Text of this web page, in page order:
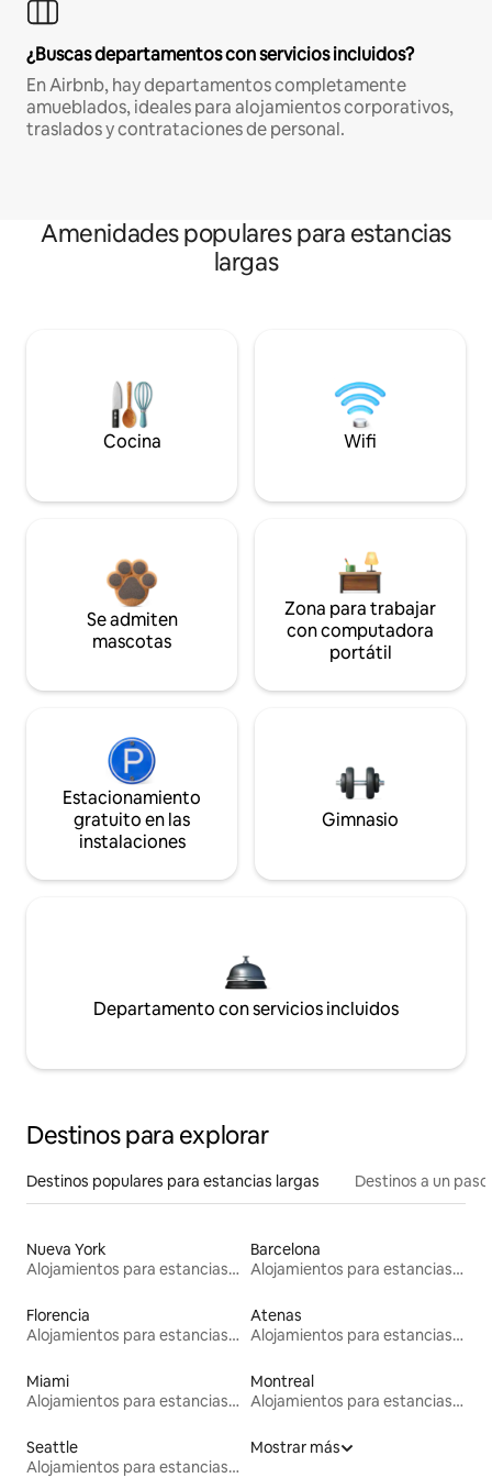
¿Buscas departamentos con servicios incluidos?
En Airbnb, hay departamentos completamente
amueblados, ideales para alojamientos corporativos,
traslados y contrataciones de personal.
Amenidades populares para estancias
largas
Cocina Wifi
Se admiten
mascotas
Zona para trabajar
con computadora
portátil
Estacionamiento
gratuito en las
instalaciones
Gimnasio
Departamento con servicios incluidos
Destinos para explorar
Destinos populares para estancias largas Destinos a un
Nueva York
Alojamientos para estancias largas
Barcelona
Alojamientos para estancias largas
Florencia
Alojamientos para estancias largas
Atenas
Alojamientos para estancias largas
Miami
Alojamientos para estancias largas
Montreal
Alojamientos para estancias largas
Seattle
Alojamientos para estancias largas
Mostrar más